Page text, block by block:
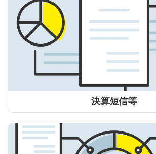
決算短信等